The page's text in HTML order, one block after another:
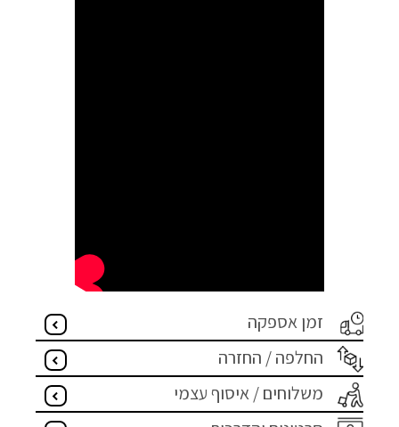
זמן אספקה
החלפה / החזרה
משלוחים / איסוף עצמי